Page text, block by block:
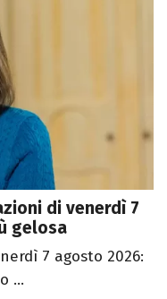
di venerdì 7
gelosa
7 agosto 2026:
...